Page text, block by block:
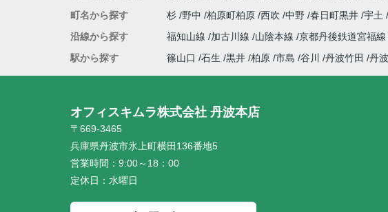
町名から探す
杉 野中 柏原町柏原 西吹 中野 春日町黒井 宇土
沿線から探す
福知山線 加古川線 山陰本線 京都丹後鉄道宮福線
駅から探す
篠山口 石生 黒井 柏原 市島 谷川 丹波竹田 丹
オフィスキムラ株式会社 丹波本店
〒669-3465
兵庫県丹波市氷上町横田136番地5
営業時間： 9:00～18：00
定休日： 水曜日